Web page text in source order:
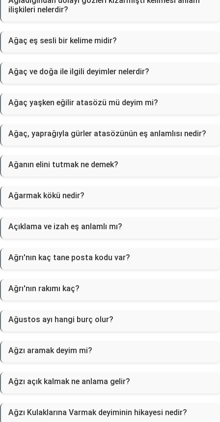
ilişkileri nelerdir?
Ağaç eş sesli bir kelime midir?
Ağaç ve doğa ile ilgili deyimler nelerdir?
Ağaç yaşken eğilir atasözü mü deyim mi?
Ağaç, yaprağıyla gürler atasözünün eş anlamlısı nedir?
Ağanın elini tutmak ne demek?
Ağarmak kökü nedir?
Açıklama ve izah eş anlamlı mı?
Ağrı'nın kaç tane posta kodu var?
Ağrı'nın rakımı kaç?
Ağustos ayı hangi burç olur?
Ağzı aramak deyim mi?
Ağzı açık kalmak ne anlama gelir?
Ağzı Kulaklarına Varmak deyiminin hikayesi nedir?